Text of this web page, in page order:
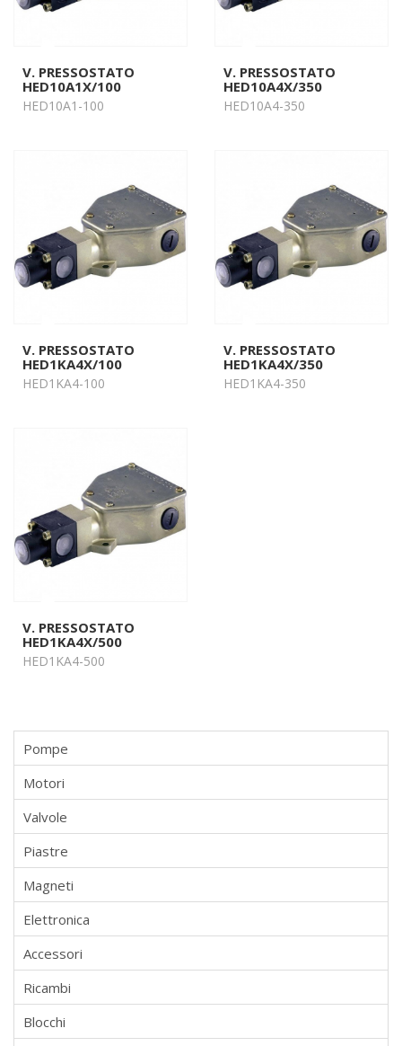
V. PRESSOSTATO
HED10A1X/100
HED10A1-100
V. PRESSOSTATO
HED10A4X/350
HED10A4-350
V. PRESSOSTATO
HED1KA4X/100
HED1KA4-100
V. PRESSOSTATO
HED1KA4X/350
HED1KA4-350
V. PRESSOSTATO
HED1KA4X/500
HED1KA4-500
Pompe
Motori
Valvole
Piastre
Magneti
Elettronica
Accessori
Ricambi
Blocchi